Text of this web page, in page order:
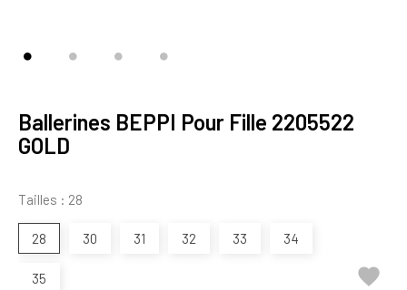
Ballerines BEPPI Pour Fille 2205522
GOLD
Tailles : 28
28 30 31 32 33 34
35 